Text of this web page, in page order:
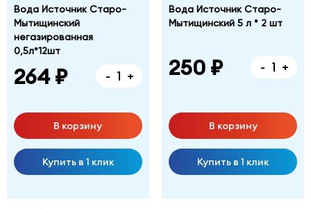
Вода Источник Старо-
Мытищинский
негазированная
0,5л*12шт
264 ₽ - +
В корзину
Купить в 1 клик
Вода Источник Старо-
Мытищинский 5 л * 2 шт
250 ₽ - +
В корзину
Купить в 1 клик